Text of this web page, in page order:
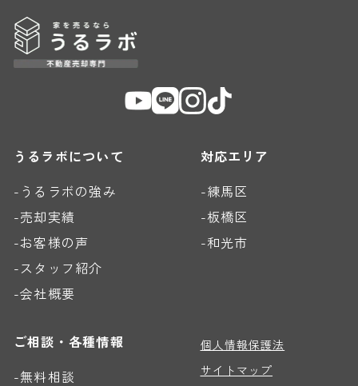
うるラボについて
-うるラボの強み
-売却実績
-お客様の声
-スタッフ紹介
-会社概要
対応エリア
-練馬区
-板橋区
-和光市
ご相談・各種情報
-無料相談
個人情報保護法
サイトマップ